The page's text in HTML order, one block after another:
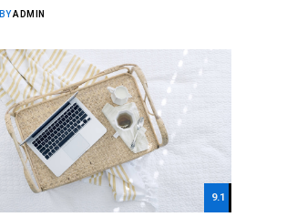
BYADMIN
9.1